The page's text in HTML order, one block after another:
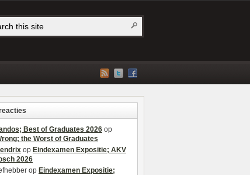
Best of Graduates 2026 op
the Worst of Graduates
op Eindexamen Expositie; AKV
2026
op Eindexamen Expositie;